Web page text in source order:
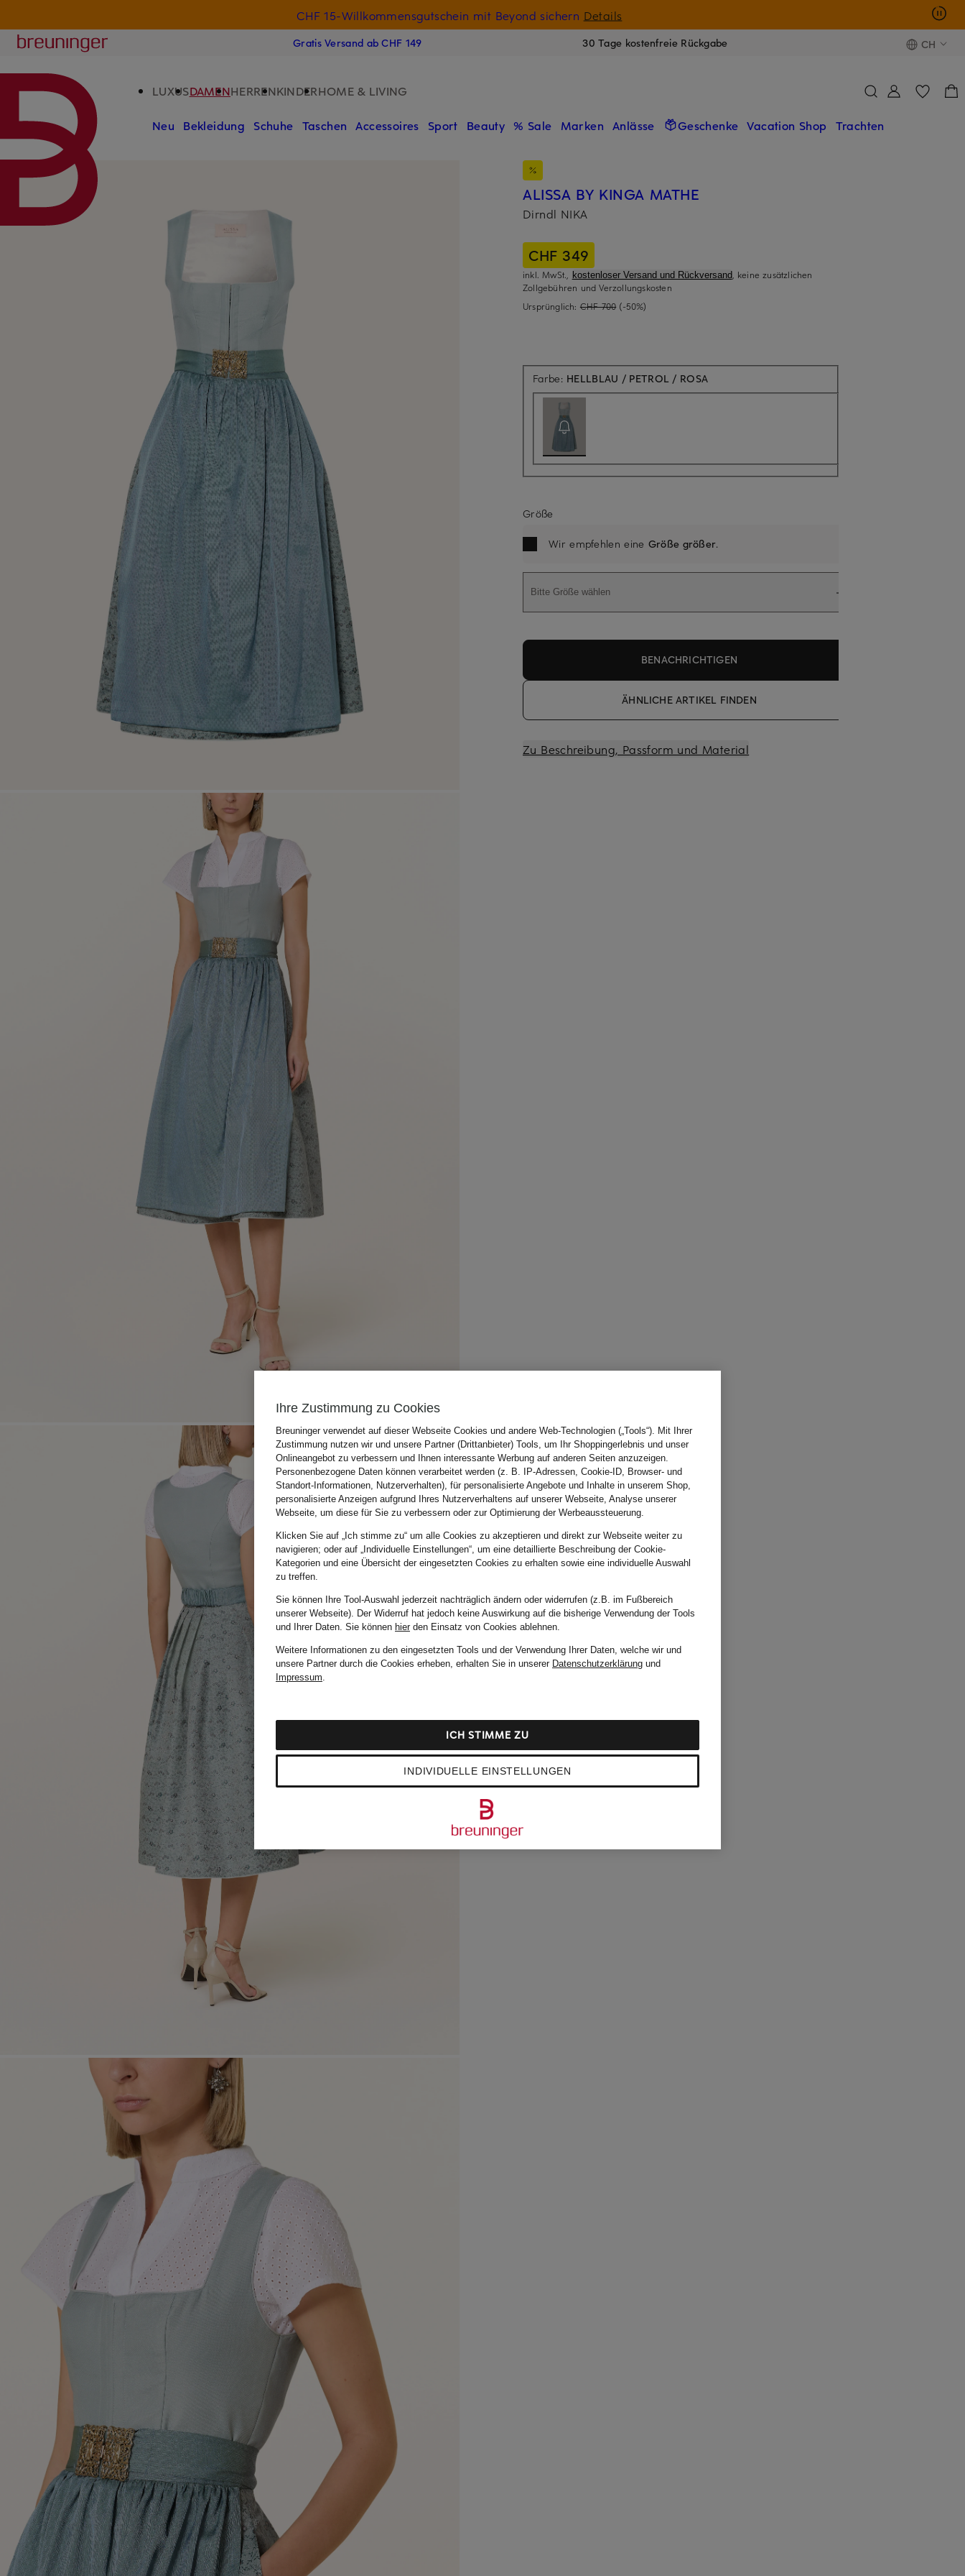
CHF 15-Willkommensgutschein mit Beyond sichern Details
Breuninger
Gratis Versand ab CHF 149 30 Tage kostenfreie Rückgabe CH
LUXUSDAMENHERRENKINDERHOME & LIVING
Neu Bekleidung Schuhe Taschen Accessoires Sport Beauty % Sale Marken Anlässe Geschenke Vacation Shop Trachten
ALISSA BY KINGA MATHE
Dirndl NIKA
CHF 349
inkl. MwSt., kostenloser Versand und Rückversand, keine zusätzlichen
Zollgebühren und Verzollungskosten
Ursprünglich: CHF 700 (-50%)
Farbe: HELLBLAU / PETROL / ROSA
Größe
Wir empfehlen eine Größe größer.
Bitte Größe wählen
BENACHRICHTIGEN
ÄHNLICHE ARTIKEL FINDEN
Zu Beschreibung, Passform und Material
Ihre Zustimmung zu Cookies
Breuninger verwendet auf dieser Webseite Cookies und andere Web-Technologien („Tools“). Mit Ihrer
Zustimmung nutzen wir und unsere Partner (Drittanbieter) Tools, um Ihr Shoppingerlebnis und unser
Onlineangebot zu verbessern und Ihnen interessante Werbung auf anderen Seiten anzuzeigen.
Personenbezogene Daten können verarbeitet werden (z. B. IP-Adressen, Cookie-ID, Browser- und
Standort-Informationen, Nutzerverhalten), für personalisierte Angebote und Inhalte in unserem Shop,
personalisierte Anzeigen aufgrund Ihres Nutzerverhaltens auf unserer Webseite, Analyse unserer
Webseite, um diese für Sie zu verbessern oder zur Optimierung der Werbeaussteuerung.
Klicken Sie auf „Ich stimme zu“ um alle Cookies zu akzeptieren und direkt zur Webseite weiter zu
navigieren; oder auf „Individuelle Einstellungen“, um eine detaillierte Beschreibung der Cookie-
Kategorien und eine Übersicht der eingesetzten Cookies zu erhalten sowie eine individuelle Auswahl
zu treffen.
Sie können Ihre Tool-Auswahl jederzeit nachträglich ändern oder widerrufen (z.B. im Fußbereich
unserer Webseite). Der Widerruf hat jedoch keine Auswirkung auf die bisherige Verwendung der Tools
und Ihrer Daten. Sie können hierden Einsatz von Cookies ablehnen.
Weitere Informationen zu den eingesetzten Tools und der Verwendung Ihrer Daten, welche wir und
unsere Partner durch die Cookies erheben, erhalten Sie in unserer Datenschutzerklärung und
Impressum.
INDIVIDUELLE EINSTELLUNGEN
ICH STIMME ZU